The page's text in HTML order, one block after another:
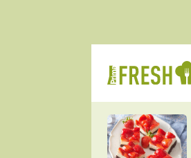
RYCHLOVKY